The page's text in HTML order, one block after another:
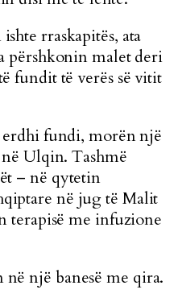
rraskapitës, ata
përshkonin malet deri
fundit të verës së vitit
fundi, morën një
Ulqin. Tashmë
– në qytetin
në jug të Malit
terapisë me infuzione
një banesë me qira.